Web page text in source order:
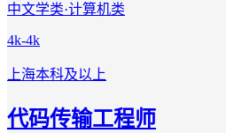
中文学类·计算机类
4k-4k
上海本科及以上
代码传输工程师